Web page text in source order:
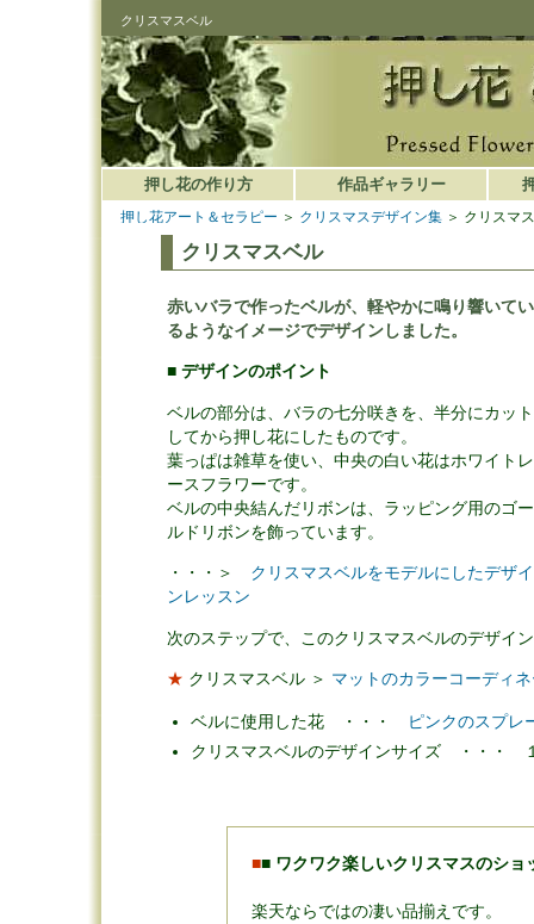
クリスマスベル
押し花アート＆セラピー ＞ クリスマスデザイン集 ＞ クリスマ
クリスマスベル
赤いバラで作ったベルが、軽やかに鳴り響いてい
るようなイメージでデザインしました。
■ デザインのポイント
ベルの部分は、バラの七分咲きを、半分にカット
してから押し花にしたものです。
葉っぱは雑草を使い、中央の白い花はホワイトレ
ースフラワーです。
ベルの中央結んだリボンは、ラッピング用のゴー
ルドリボンを飾っています。
・・・＞ クリスマスベルをモデルにしたデザイ
ンレッスン
次のステップで、このクリスマスベルのデザイ
★ クリスマスベル ＞ マットのカラーコーディ
ベルに使用した花 ・・・
ピンクのスプレ
クリスマスベルのデザインサイズ ・・・
■■ ワクワク楽しいクリスマスのショ
楽天ならではの凄い品揃えです。
押し花の作り方 作品ギャラリー